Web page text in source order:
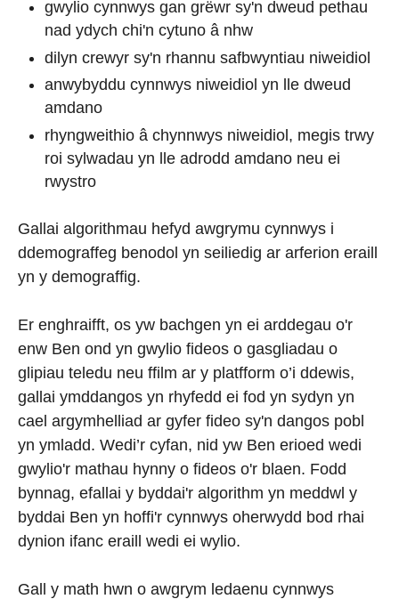
gwylio cynnwys gan grëwr sy'n dweud pethau
nad ydych chi'n cytuno â nhw
dilyn crewyr sy'n rhannu safbwyntiau niweidiol
anwybyddu cynnwys niweidiol yn lle dweud
amdano
rhyngweithio â chynnwys niweidiol, megis trwy
roi sylwadau yn lle adrodd amdano neu ei
rwystro
Gallai algorithmau hefyd awgrymu cynnwys i
ddemograffeg benodol yn seiliedig ar arferion eraill
yn y demograffig.
Er enghraifft, os yw bachgen yn ei arddegau o'r
enw Ben ond yn gwylio fideos o gasgliadau o
glipiau teledu neu ffilm ar y platfform o’i ddewis,
gallai ymddangos yn rhyfedd ei fod yn sydyn yn
cael argymhelliad ar gyfer fideo sy'n dangos pobl
yn ymladd. Wedi’r cyfan, nid yw Ben erioed wedi
gwylio'r mathau hynny o fideos o'r blaen. Fodd
bynnag, efallai y byddai'r algorithm yn meddwl y
byddai Ben yn hoffi'r cynnwys oherwydd bod rhai
dynion ifanc eraill wedi ei wylio.
Gall y math hwn o awgrym ledaenu cynnwys